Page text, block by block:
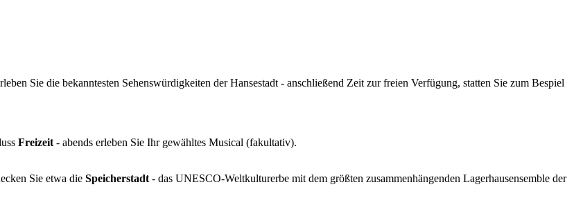
Sie die bekanntesten Sehenswürdigkeiten der Hansestadt - anschließend Zeit zur freien Verfügung, statten Sie zum Bespiel
Freizeit - abends erleben Sie Ihr gewähltes Musical (fakultativ).
Sie etwa die Speicherstadt - das UNESCO-Weltkulturerbe mit dem größten zusammenhängenden Lagerhausensemble der